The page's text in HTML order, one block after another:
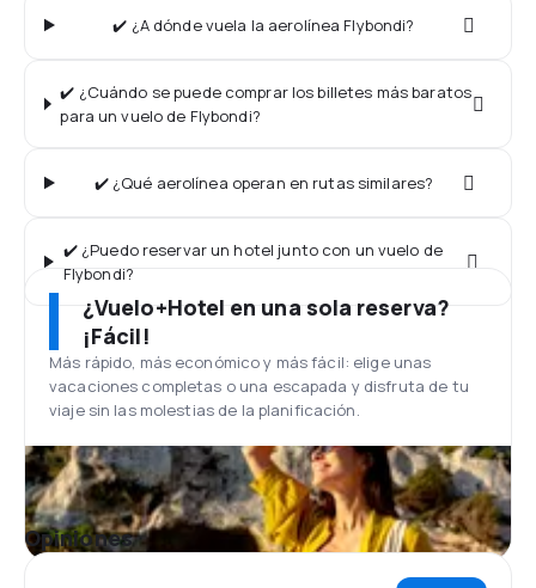
✔️ ¿A dónde vuela la aerolínea Flybondi?
✔️ ¿Cuándo se puede comprar los billetes más baratos
para un vuelo de Flybondi?
✔️ ¿Qué aerolínea operan en rutas similares?
✔️ ¿Puedo reservar un hotel junto con un vuelo de
Flybondi?
¿Vuelo+Hotel en una sola reserva?
¡Fácil!
Más rápido, más económico y más fácil: elige unas
vacaciones completas o una escapada y disfruta de tu
viaje sin las molestias de la planificación.
Opiniones